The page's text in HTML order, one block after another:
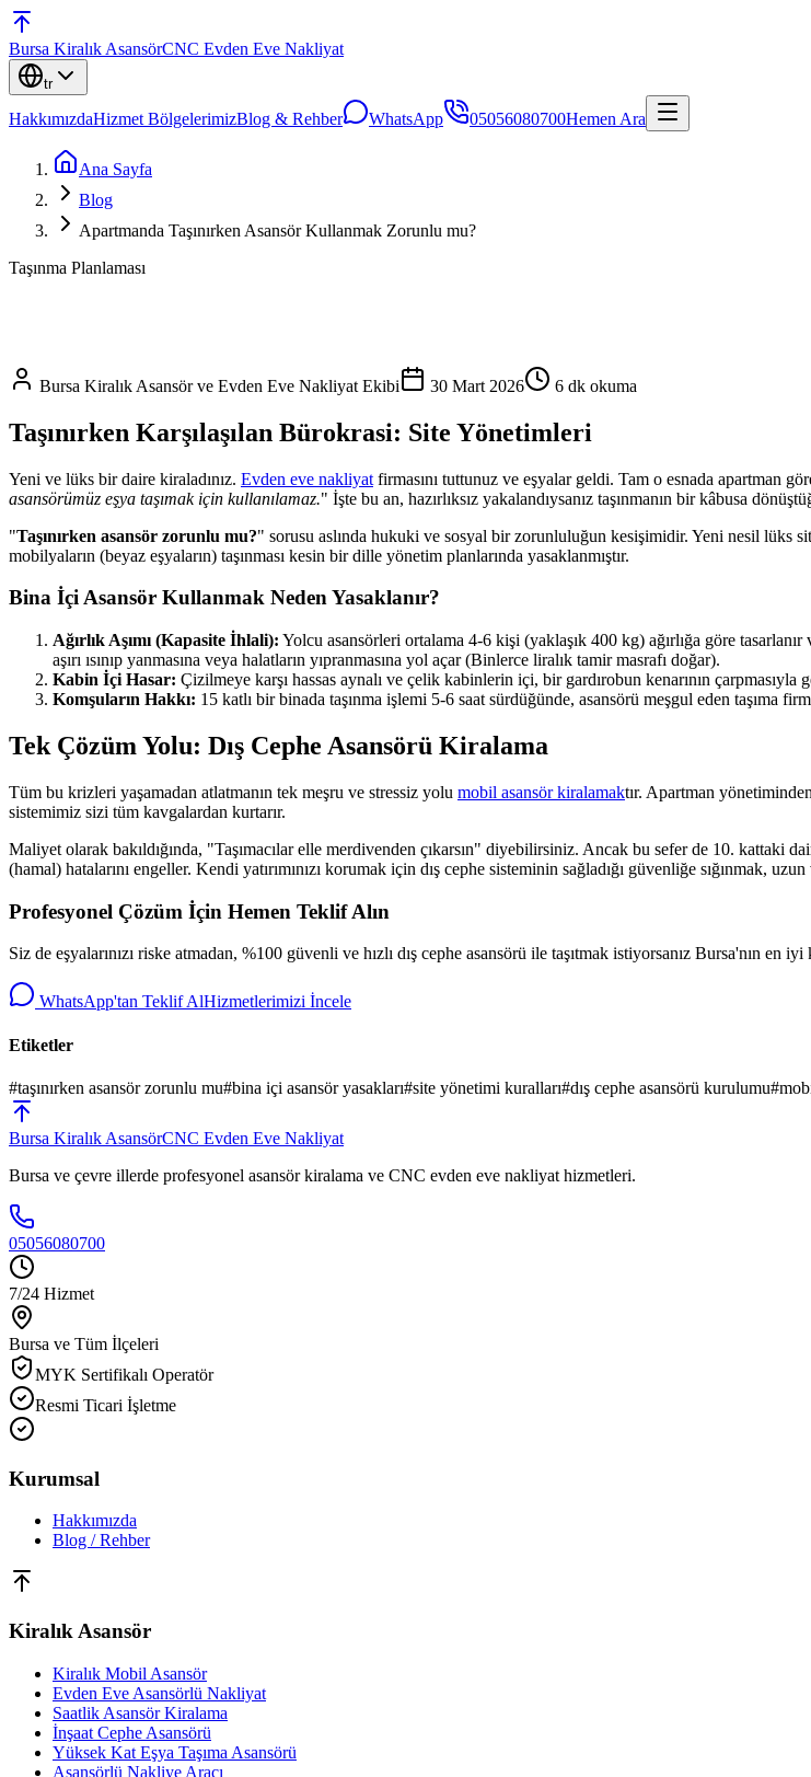
Bursa Kiralık AsansörCNC Evden Eve Nakliyat
tr
HakkımızdaHizmet BölgelerimizBlog & Rehber WhatsApp 05056080700Hemen Ara
Ana Sayfa
Blog
Apartmanda Taşınırken Asansör Kullanmak Zorunlu mu?
Taşınma Planlaması
Bursa Kiralık Asansör ve Evden Eve Nakliyat Ekibi 30 Mart 2026 6 dk okuma
Taşınırken Karşılaşılan Bürokrasi: Site Yönetimleri
Yeni ve lüks bir daire kiraladınız. Evden eve nakliyat firmasını tuttunuz ve eşyalar geldi. Tam o esnada apartman
asansörümüz eşya taşımak için kullanılamaz." İşte bu an, hazırlıksız yakalandıysanız taşınmanın bir kâbusa
"Taşınırken asansör zorunlu mu?" sorusu aslında hukuki ve sosyal bir zorunluluğun kesişimidir. Yeni nesil lüks
mobilyaların (beyaz eşyaların) taşınması kesin bir dille yönetim planlarında yasaklanmıştır.
Bina İçi Asansör Kullanmak Neden Yasaklanır?
Ağırlık Aşımı (Kapasite İhlali): Yolcu asansörleri ortalama 4-6 kişi (yaklaşık 400 kg) ağırlığa göre
aşırı ısınıp yanmasına veya halatların yıpranmasına yol açar (Binlerce liralık tamir masrafı doğar).
Kabin İçi Hasar: Çizilmeye karşı hassas aynalı ve çelik kabinlerin içi, bir gardırobun kenarının çarpmasıyla
Komşuların Hakkı: 15 katlı bir binada taşınma işlemi 5-6 saat sürdüğünde, asansörü meşgul eden taşıma
Tek Çözüm Yolu: Dış Cephe Asansörü Kiralama
Tüm bu krizleri yaşamadan atlatmanın tek meşru ve stressiz yolu mobil asansör kiralamaktır. Apartman
sistemimiz sizi tüm kavgalardan kurtarır.
Maliyet olarak bakıldığında, "Taşımacılar elle merdivenden çıkarsın" diyebilirsiniz. Ancak bu sefer de 10. kattaki
(hamal) hatalarını engeller. Kendi yatırımınızı korumak için dış cephe sisteminin sağladığı güvenliğe sığınmak,
Profesyonel Çözüm İçin Hemen Teklif Alın
Siz de eşyalarınızı riske atmadan, %100 güvenli ve hızlı dış cephe asansörü ile taşıtmak istiyorsanız Bursa'nın en
WhatsApp'tan Teklif AlHizmetlerimizi İncele
Etiketler
#taşınırken asansör zorunlu mu#bina içi asansör yasakları#site yönetimi kuralları#dış cephe asansörü kurulumu#
Bursa Kiralık AsansörCNC Evden Eve Nakliyat
Bursa ve çevre illerde profesyonel asansör kiralama ve CNC evden eve nakliyat hizmetleri.
05056080700
7/24 Hizmet
Bursa ve Tüm İlçeleri
MYK Sertifikalı Operatör
Resmi Ticari İşletme
Kurumsal
Hakkımızda
Blog / Rehber
Kiralık Asansör
Kiralık Mobil Asansör
Evden Eve Asansörlü Nakliyat
Saatlik Asansör Kiralama
İnşaat Cephe Asansörü
Yüksek Kat Eşya Taşıma Asansörü
Asansörlü Nakliye Aracı